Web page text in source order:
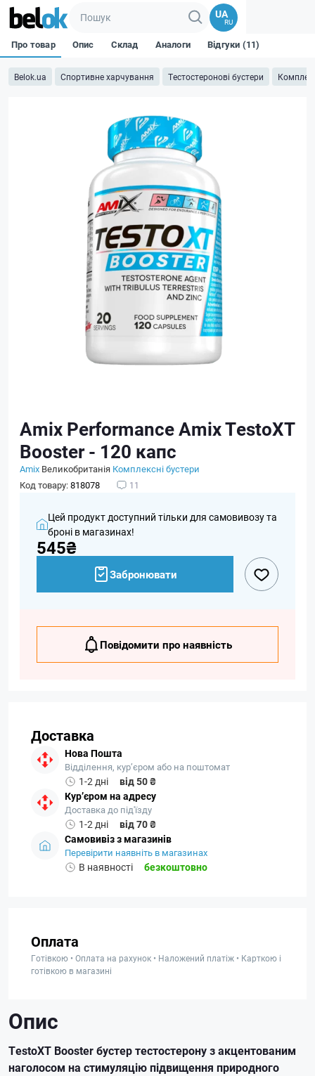
UA
RU
Belok.ua Спортивне харчування Тестостеронові бустери
Про товар Опис Склад Аналоги Відгуки (11)
Amix Performance Amix TestoXT
Booster - 120 капс
Amix Великобританія Комплексні бустери
Код товару:818078 11
Цей продукт доступний тільки для самовивозу та
броні в магазинах!
545₴
Забронювати
Повідомити про наявність
Доставка
Нова Пошта
Відділення, кур’єром або на поштомат
1-2 дні
від 50 ₴
Кур’єром на адресу
Доставка до під'їзду
1-2 дні
від 70 ₴
Самовивіз з магазинів
Перевірити наявніть в магазинах
В наявності безкоштовно
Оплата
Готівкою • Оплата на рахунок • Наложений платіж • Карткою і
готівкою в магазині
Опис
TestoXT Booster бустер тестостерону з акцентованим
наголосом на стимуляцію підвищення природного